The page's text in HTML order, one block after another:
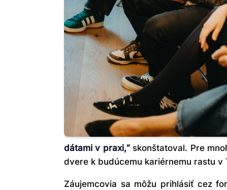
dátami v praxi,“ skonštatoval. Pre
dvere k budúcemu kariérnemu rastu v
Záujemcovia sa môžu prihlásiť cez